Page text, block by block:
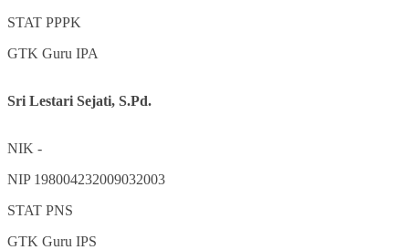
STAT PPPK
GTK Guru IPA
Sri Lestari Sejati, S.Pd.
NIK -
NIP 198004232009032003
STAT PNS
GTK Guru IPS